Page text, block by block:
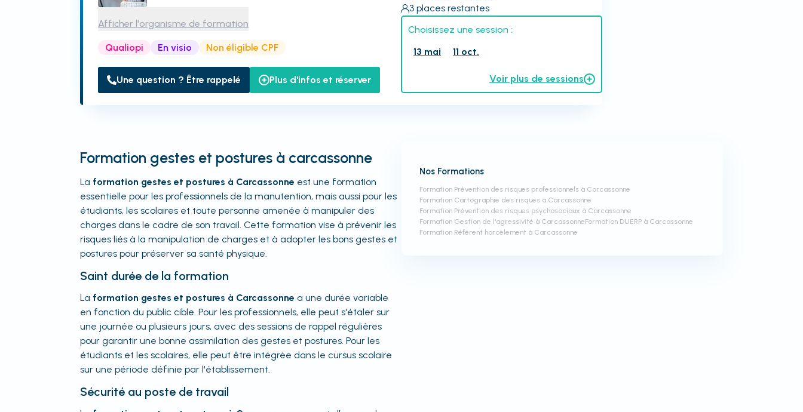
Afficher l'organisme de formation
Qualiopi En visio Non éligible CPF
Une question ? Être rappelé Plus d'infos et réserver
3 places restantes
Choisissez une session :
13 mai
11 oct.
Voir plus de sessions
Formation gestes et postures à carcassonne
La formation gestes et postures à Carcassonne est une formation
essentielle pour les professionnels de la manutention, mais aussi pour les
étudiants, les scolaires et toute personne amenée à manipuler des
charges dans le cadre de son travail. Cette formation vise à prévenir les
risques liés à la manipulation de charges et à adopter les bons gestes et
postures pour préserver sa santé physique.
Saint durée de la formation
La formation gestes et postures à Carcassonne a une durée variable
en fonction du public cible. Pour les professionnels, elle peut s'étaler sur
une journée ou plusieurs jours, avec des sessions de rappel régulières
pour garantir une bonne assimilation des gestes et postures. Pour les
étudiants et les scolaires, elle peut être intégrée dans le cursus scolaire
sur une période définie par l'établissement.
Sécurité au poste de travail
Nos Formations
Formation Prévention des risques professionnels à Carcassonne
Formation Cartographie des risques à Carcassonne
Formation Prévention des risques psychosociaux à Carcassonne
Formation Gestion de l'agressivité à CarcassonneFormation DUERP à Carcassonne
Formation Référent harcèlement à Carcassonne